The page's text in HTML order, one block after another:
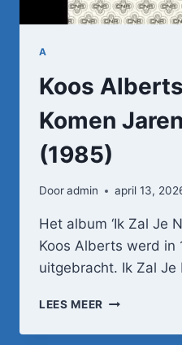
A
Koos
Komen
(1985)
Dooradmin april 13,
Het album ‘Ik Zal Je
Koos Alberts werd in
uitgebracht. Ik Zal
LEES MEER KOOS
–